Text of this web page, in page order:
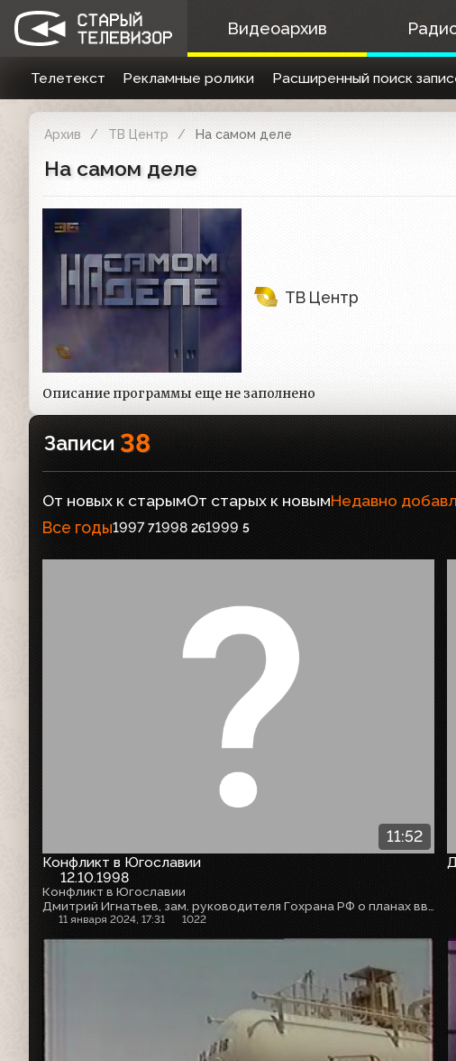
Видеоархив
Телетекст Рекламные ролики Расширенный поиск
Архив ТВ Центр На самом деле
На самом деле
ТВ Центр
Описание программы еще не заполнено
Записи 38
От новых к старымОт старых к новымНедавно
Все годы1997 71998 261999 5
11:52
Конфликт в Югославии
12.10.1998
Конфликт в Югославии
11 января 2024, 17:31 1022